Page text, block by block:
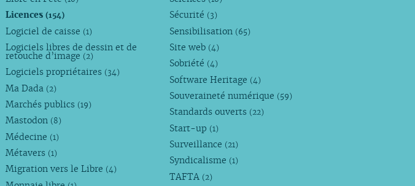
Licences(154)
Logiciel de caisse (1)
Logiciels libres de dessin et de
retouche d’image (2)
Logiciels propriétaires (34)
Ma Dada (2)
Marchés publics (19)
Mastodon (8)
Médecine (1)
Métavers (1)
Migration vers le Libre (4)
Sécurité (3)
Sensibilisation (65)
Site web (4)
Sobriété (4)
Software Heritage (4)
Souveraineté numérique (59)
Standards ouverts (22)
Start-up (1)
Surveillance (21)
Syndicalisme (1)
TAFTA (2)